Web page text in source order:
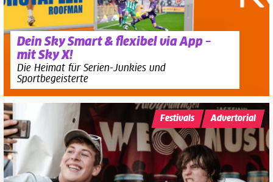
Dein Sky Smart & flexibel via App –
mit Sky X!
Die Heimat für Serien-Junkies und
Sportbegeisterte
Festivals Advertorial